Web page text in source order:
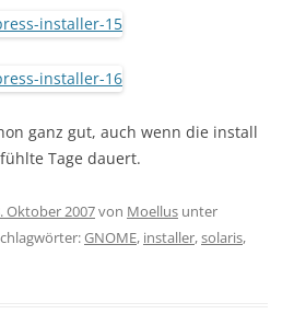
ganz gut, auch wenn die install
Tage dauert.
Oktober 2007von Moellus unter
GNOME, installer,solaris,